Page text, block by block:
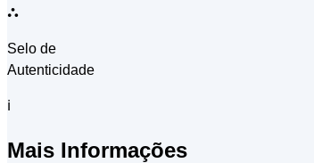
⛬
Selo de
Autenticidade
ℹ
Mais Informações